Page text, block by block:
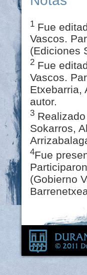
1 Fue
Vascos.
(Ediciones
2 Fue
Vascos.
Etxebarria,
autor.
3
Sokarros,
4Fue
(Gobierno